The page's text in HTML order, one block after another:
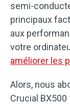
semi-
principaux
aux
votre
améliorer les
Alors, nous
Crucial BX500